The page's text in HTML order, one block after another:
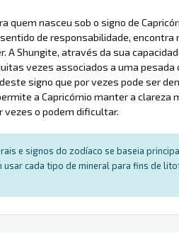
quem nasceu sob o signo de
de responsabilidade, encontra
Shungite, através da sua
vezes associados a uma
signo que por vezes pode ser
a Capricórnio manter a
vezes o podem dificultar.
e signos do zodíaco se baseia
cada tipo de mineral para fins de